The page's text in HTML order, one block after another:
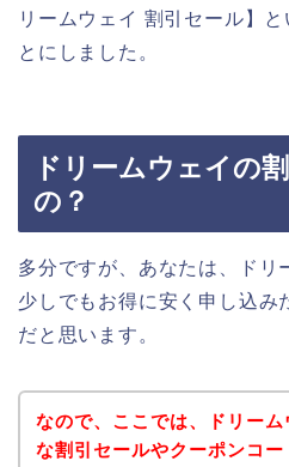
リームウェイ 割引セール】
とにしました。
ドリームウェイの
の？
多分ですが、あなたは、ドリ
少しでもお得に安く申し込み
だと思います。
なので、ここでは、ドリー
な割引セールやクーポンコ